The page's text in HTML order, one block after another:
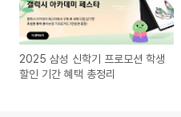
2025 삼성 신학기 프로모션 학생
할인 기간 혜택 총정리